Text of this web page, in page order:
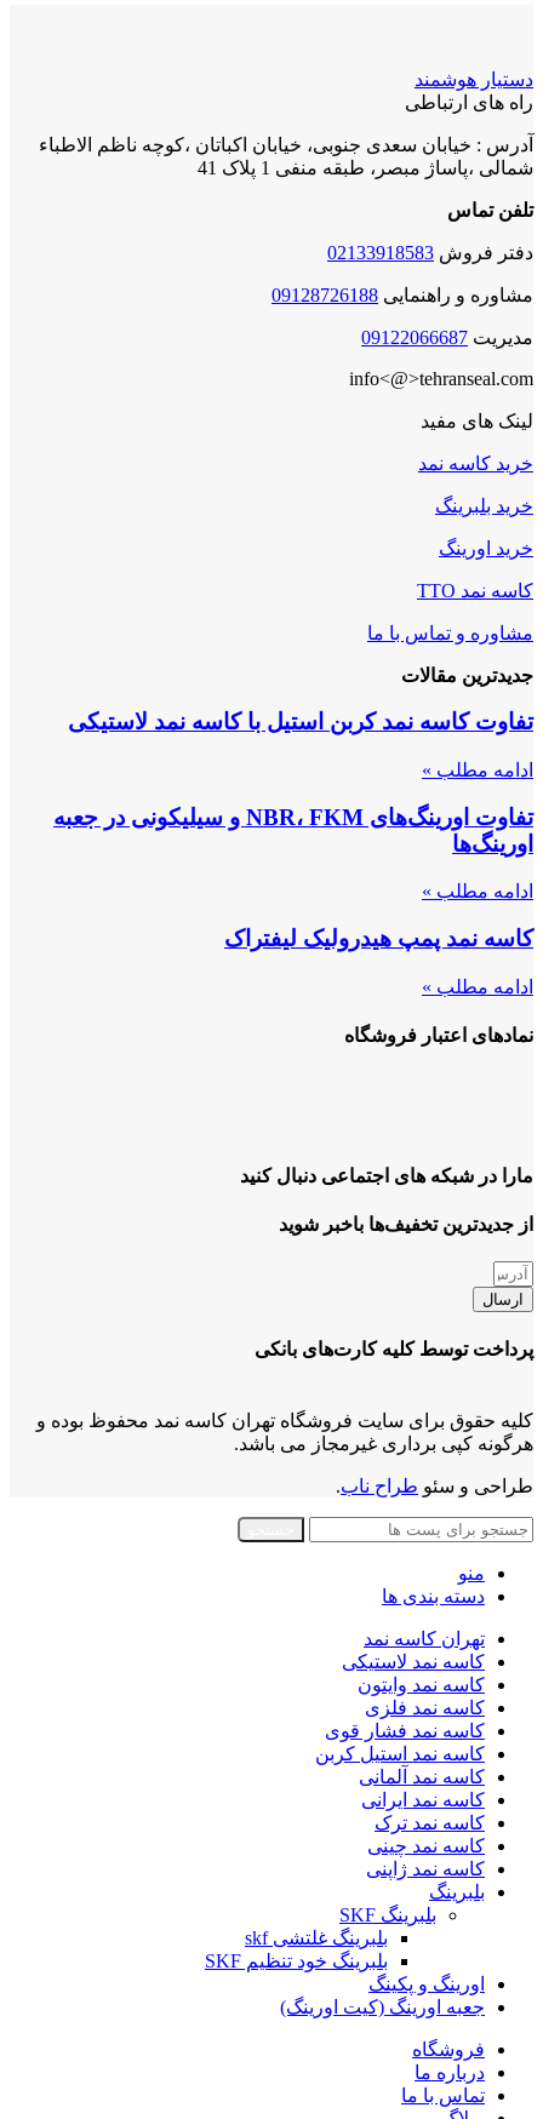
دستیار هوشمند
راه های ارتباطی
آدرس : خیابان سعدی جنوبی، خیابان اکباتان ،کوچه ناظم الاطباء
شمالی ،پاساژ مبصر، طبقه منفی 1 پلاک 41
تلفن تماس
دفتر فروش 02133918583
مشاوره و راهنمایی 09128726188
مدیریت 09122066687
info<@>tehranseal.com
لینک های مفید
خرید کاسه نمد
خرید بلبرینگ
خرید اورینگ
کاسه نمد TTO
مشاوره و تماس با ما
جدیدترین مقالات
تفاوت کاسه نمد کربن استیل با کاسه نمد لاستیکی
ادامه مطلب »
تفاوت اورینگ‌های NBR، FKM و سیلیکونی در جعبه
اورینگ‌ها
ادامه مطلب »
کاسه نمد پمپ هیدرولیک لیفتراک
ادامه مطلب »
نمادهای اعتبار فروشگاه
مارا در شبکه های اجتماعی دنبال کنید
از جدیدترین تخفیف‌ها باخبر شوید
ارسال
پرداخت توسط کلیه کارت‌های بانکی
کلیه حقوق برای سایت فروشگاه تهران کاسه نمد محفوظ بوده و
هرگونه کپی برداری غیرمجاز می باشد.
طراحی و سئو طراح ناب.
منو
دسته بندی ها
تهران کاسه نمد
کاسه نمد لاستیکی
کاسه نمد وایتون
کاسه نمد فلزی
کاسه نمد فشار قوی
کاسه نمد استیل کربن
کاسه نمد آلمانی
کاسه نمد ایرانی
کاسه نمد ترک
کاسه نمد چینی
کاسه نمد ژاپنی
بلبرینگ
بلبرینگ SKF
بلبرینگ غلتشی skf
بلبرینگ خود تنظیم SKF
اورینگ و پکینگ
جعبه اورینگ (کیت اورینگ)
فروشگاه
درباره ما
تماس با ما